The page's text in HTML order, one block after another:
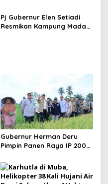
dan PPPK Tahap 1 Tahun
2024
Pj Gubernur Elen Setiadi
Resmikan Kampung Madani
Gubernur Herman Deru
Pimpin Panen Raya IP 200
Produksi Gabah Sumsel
Capai 5 Juta Ton